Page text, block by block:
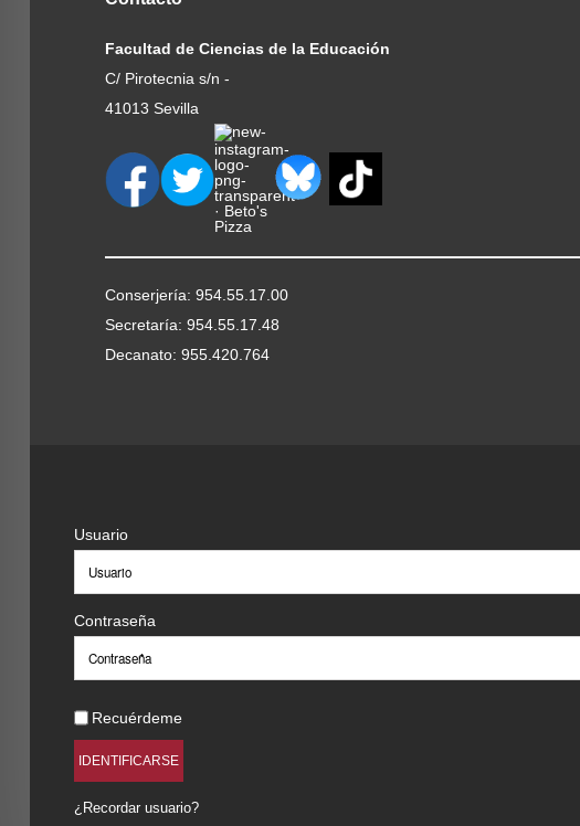
Facultad de Ciencias de la Educación
C/ Pirotecnia s/n -
41013 Sevilla
Conserjería: 954.55.17.00
Secretaría: 954.55.17.48
Decanato: 955.420.764
Usuario
Contraseña
Recuérdeme
IDENTIFICARSE
¿Recordar usuario?